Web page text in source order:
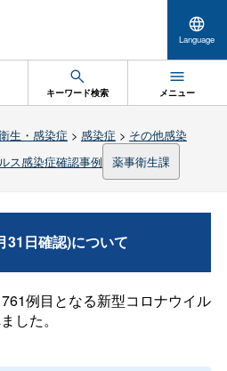
Language
キーワード検索 メニュー
生・感染症 > 感染症 > その他感染
ス感染症確認事例 薬事衛生課
31日確認)について
例目となる新型コロナウイル
した。